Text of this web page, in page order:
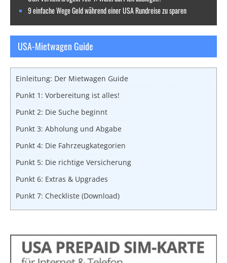
9 einfache Wege Geld während einer USA Rundreise zu sparen
USA-Mietwagen Guide
Einleitung: Der Mietwagen Guide
Punkt 1: Vorbereitung ist alles!
Punkt 2: Die Suche beginnt
Punkt 3: Abholung und Abgabe
Punkt 4: Die Fahrzeugkategorien
Punkt 5: Die richtige Versicherung
Punkt 6: Extras & Upgrades
Punkt 7: Checkliste (Download)